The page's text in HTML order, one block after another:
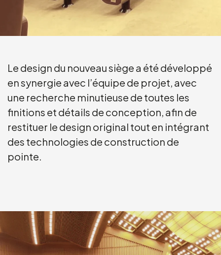
Le design du nouveau siège a été développé
en synergie avec l’équipe de projet, avec
une recherche minutieuse de toutes les
finitions et détails de conception, afin de
restituer le design original tout en intégrant
des technologies de construction de
pointe.